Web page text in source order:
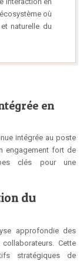
où
naturelle du
en
intégrée au poste
engagement fort de
clés pour une
du
approfondie des
Cette
stratégiques de